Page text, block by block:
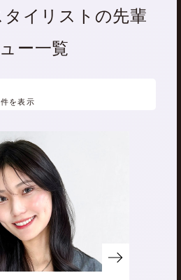
イリストの先輩
ー一覧
を表示